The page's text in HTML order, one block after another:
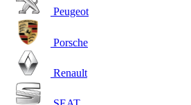
Peugeot
Porsche
Renault